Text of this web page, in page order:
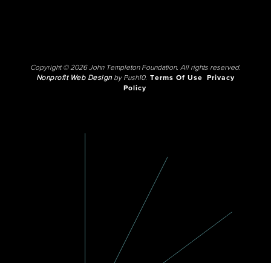
Copyright © 2026 John Templeton Foundation. All rights reserved.
Nonprofit Web Designby Push10. Terms Of Use
Privacy
Policy